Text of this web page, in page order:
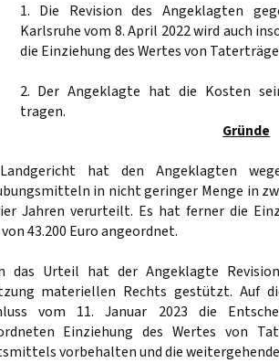
1. Die Revision des Angeklagten
Karlsruhe vom 8. April 2022 wird auch
die Einziehung des Wertes von
2. Der Angeklagte hat die Kosten
tragen.
Gründe
hat den Angeklagten
in nicht geringer Menge in
Jahren verurteilt. Es hat ferner die
43.200 Euro angeordnet.
das Urteil hat der Angeklagte
materiellen Rechts gestützt. Auf
vom 11. Januar 2023 die
Einziehung des Wertes von
vorbehalten und die